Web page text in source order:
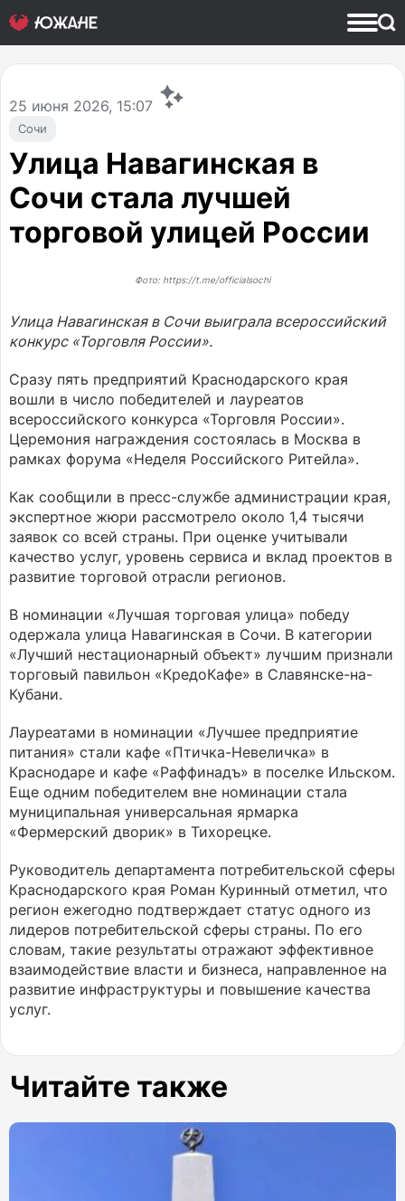
Сочи
25 июня 2026, 15:07
Улица Навагинская в
Сочи стала лучшей
торговой улицей России
Фото: https://t.me/officialsochi
Улица Навагинская в Сочи выиграла всероссийский
конкурс «Торговля России».
Сразу пять предприятий Краснодарского края
вошли в число победителей и лауреатов
всероссийского конкурса «Торговля России».
Церемония награждения состоялась в Москва в
рамках форума «Неделя Российского Ритейла».
Как сообщили в пресс-службе администрации края,
экспертное жюри рассмотрело около 1,4 тысячи
заявок со всей страны. При оценке учитывали
качество услуг, уровень сервиса и вклад проектов в
развитие торговой отрасли регионов.
В номинации «Лучшая торговая улица» победу
одержала улица Навагинская в Сочи. В категории
«Лучший нестационарный объект» лучшим признали
торговый павильон «КредоКафе» в Славянске-на-
Кубани.
Лауреатами в номинации «Лучшее предприятие
питания» стали кафе «Птичка-Невеличка» в
Краснодаре и кафе «Раффинадъ» в поселке Ильском.
Еще одним победителем вне номинации стала
муниципальная универсальная ярмарка
«Фермерский дворик» в Тихорецке.
Руководитель департамента потребительской сферы
Краснодарского края Роман Куринный отметил, что
регион ежегодно подтверждает статус одного из
лидеров потребительской сферы страны. По его
словам, такие результаты отражают эффективное
взаимодействие власти и бизнеса, направленное на
развитие инфраструктуры и повышение качества
услуг.
Читайте также